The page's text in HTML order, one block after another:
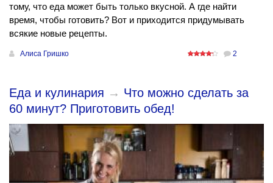
тому, что еда может быть только вкусной. А где найти
время, чтобы готовить? Вот и приходится придумывать
всякие новые рецепты.
Алиса Гришко 2
Еда и кулинария → Что можно сделать за
60 минут? Приготовить обед!